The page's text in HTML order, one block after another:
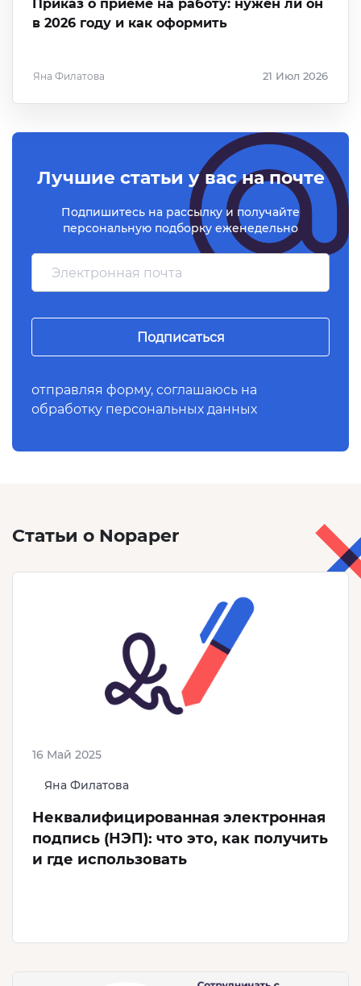
Приказ о приёме на работу: нужен ли он
в 2026 году и как оформить
Яна Филатова 21 Июл 2026
Лучшие статьи у вас на почте
Подпишитесь на рассылку и получайте
персональную подборку еженедельно
отправляя форму, соглашаюсь на
обработку персональных данных
Статьи о Nopaper
Яна Филатова
16 Май 2025
Неквалифицированная электронная
подпись (НЭП): что это, как получить
и где использовать